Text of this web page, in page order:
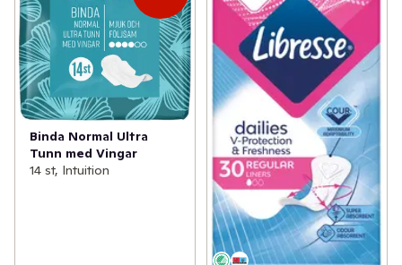
✓ Mage (15)
✓ Sex och lust (5)
✓ Händer och fötter (62)
Hudvård (163)
✓ Hårvård (169)
✓ Rengöring
✓ Intimrakning (5)
✓ Tester
Binda Normal Ultra
Tunn med Vingar
14 st, Intuition